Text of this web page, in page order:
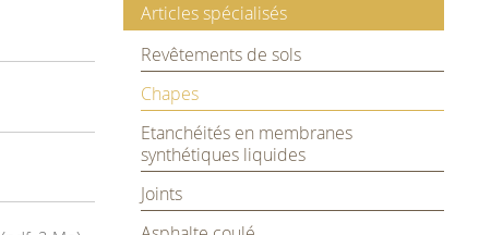
Articles spécialisés
Revêtements de sols
Chapes
Etanchéités en membranes
synthétiques liquides
Joints